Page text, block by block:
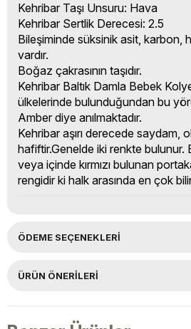
Kehribar Taşı Unsuru: Hava
Kehribar Sertlik Derecesi: 2.5
Bileşiminde süksinik asit, karbon,
vardır.
Boğaz çakrasının taşıdır.
Kehribar Baltık Damla Bebek
ülkelerinde bulunduğundan bu
Amber diye anılmaktadır.
Kehribar aşırı derecede saydam,
hafiftir.Genelde iki renkte bulunur.
veya içinde kırmızı bulunan
rengidir ki halk arasında en çok
ÖDEME SEÇENEKLERI
ÜRÜN ÖNERILERI